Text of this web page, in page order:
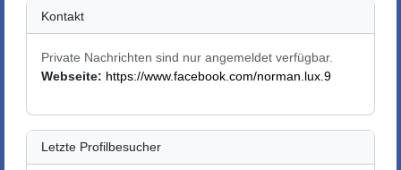
Kontakt
Private Nachrichten sind nur angemeldet verfügbar.
Webseite: https://www.facebook.com/norman.lux.9
Letzte Profilbesucher